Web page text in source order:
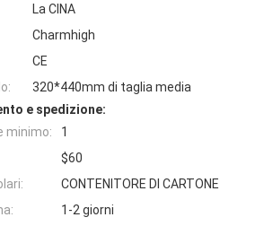
La CINA
Charmhigh
CE
320*440mm di taglia media
e spedizione:
minimo:
1
$60
CONTENITORE DI CARTONE
1-2 giorni